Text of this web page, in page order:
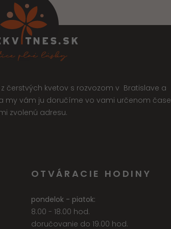
čerstvých kvetov s rozvozom v Bratislave a
my vám ju doručíme vo vami určenom čase
zvolenú adresu.
OTVÁRACIE HODINY
pondelok - piatok:
8.00 - 18.00 hod.
doručovanie do 19.00 hod.